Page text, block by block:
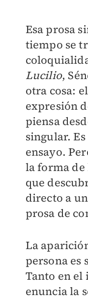
Esa prosa
tiempo se
Lucilio,
otra cosa:
expresión
piensa
singular.
ensayo.
la forma
que
directo a
prosa de
La
persona es
Tanto en
enuncia la